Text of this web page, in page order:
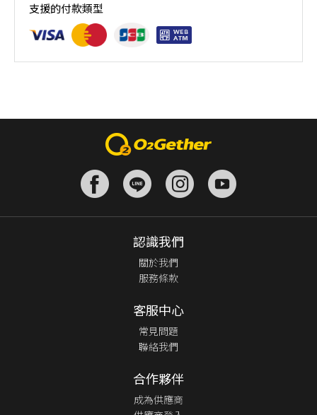
未達開班門檻，或因天候不佳無法如期舉行，POA將視情況
安排延期或併班處理。 ⚠️ 報名完成後，如因天候因素無法
上課，僅提供課程延期選項，恕不退費，請參閱【報名與課
支援的付款類型
認識我們
關於我們
服務條款
客服中心
常見問題
聯絡我們
合作夥伴
成為供應商